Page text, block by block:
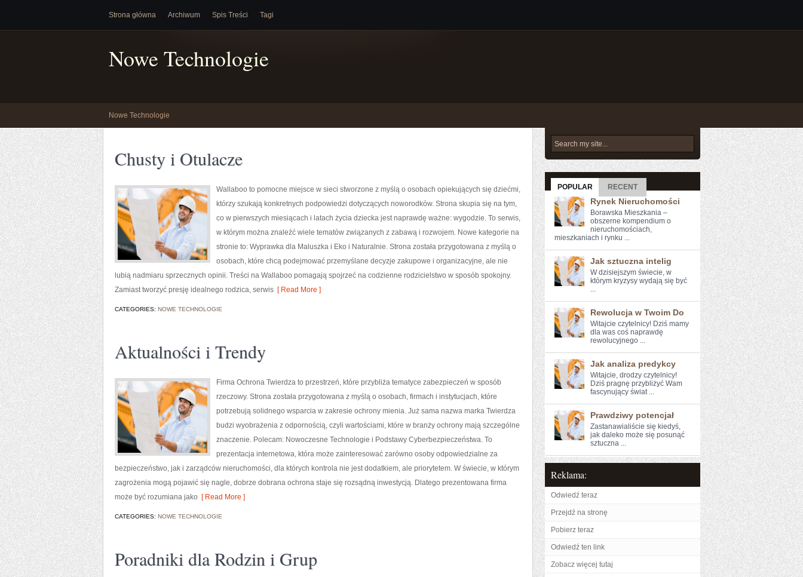
Strona główna Archiwum Spis Treści Tagi
Nowe Technologie
Nowe Technologie
Chusty i Otulacze
Wallaboo to pomocne miejsce w sieci stworzone z myślą o osobach opiekujących się dziećmi,
którzy szukają konkretnych podpowiedzi dotyczących noworodków. Strona skupia się na tym,
co w pierwszych miesiącach i latach życia dziecka jest naprawdę ważne: wygodzie. To serwis,
w którym można znaleźć wiele tematów związanych z zabawą i rozwojem. Nowe kategorie na
stronie to: Wyprawka dla Maluszka i Eko i Naturalnie. Strona została przygotowana z myślą o
osobach, które chcą podejmować przemyślane decyzje zakupowe i organizacyjne, ale nie
lubią nadmiaru sprzecznych opinii. Treści na Wallaboo pomagają spojrzeć na codzienne rodzicielstwo w sposób spokojny.
Zamiast tworzyć presję idealnego rodzica, serwis [ Read More ]
CATEGORIES: NOWE TECHNOLOGIE
Aktualności i Trendy
Firma Ochrona Twierdza to przestrzeń, które przybliża tematyce zabezpieczeń w sposób
rzeczowy. Strona została przygotowana z myślą o osobach, firmach i instytucjach, które
potrzebują solidnego wsparcia w zakresie ochrony mienia. Już sama nazwa marka Twierdza
budzi wyobrażenia z odpornością, czyli wartościami, które w branży ochrony mają szczególne
znaczenie. Polecam: Nowoczesne Technologie i Podstawy Cyberbezpieczeństwa. To
prezentacja internetowa, która może zainteresować zarówno osoby odpowiedzialne za
bezpieczeństwo, jak i zarządców nieruchomości, dla których kontrola nie jest dodatkiem, ale priorytetem. W świecie, w którym
zagrożenia mogą pojawić się nagle, dobrze dobrana ochrona staje się rozsądną inwestycją. Dlatego prezentowana firma
może być rozumiana jako [ Read More ]
CATEGORIES: NOWE TECHNOLOGIE
Poradniki dla Rodzin i Grup
POPULAR RECENT
Rynek Nieruchomości
Borawska Mieszkania –
obszerne kompendium o
nieruchomościach,
mieszkaniach i rynku ...
Jak sztuczna intelig
W dzisiejszym świecie, w
którym kryzysy wydają‌ się być
...
Rewolucja w Twoim Do
Witajcie czytelnicy! Dziś ⁤mamy
dla was coś naprawdę
rewolucyjnego ...
Jak analiza predykcy
Witajcie, drodzy ​czytelnicy!
⁢Dziś​ pragnę przybliżyć Wam
fascynujący świat ...
Prawdziwy potencjał
Zastanawialiście się kiedyś,⁢
jak daleko może się posunąć
sztuczna ...
Reklama:
Odwiedź teraz
Przejdź na stronę
Pobierz teraz
Odwiedź ten link
Zobacz więcej tutaj